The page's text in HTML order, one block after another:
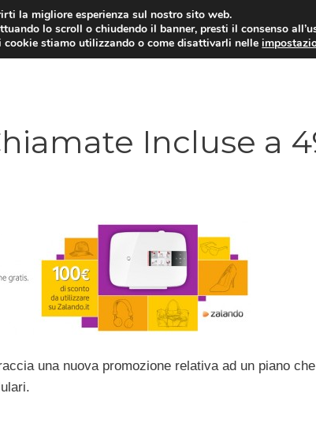
Incluse a
una nuova promozione relativa ad un piano
la migliore esperienza sul nostro sito web.
lo scroll o chiudendo il banner, presti il consenso
cookie stiamo utilizzando o come disattivarli nelle